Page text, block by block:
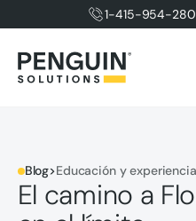
1-415-954-
Blog>Educación y experiencia
El camino a